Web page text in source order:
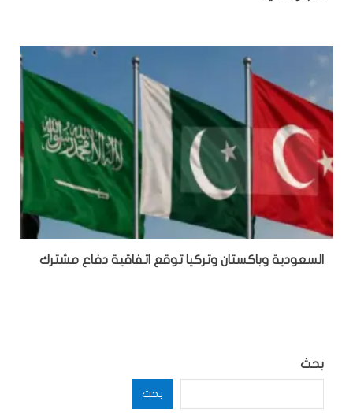
السعودية وباكستان وتركيا توقع اتفاقية دفاع مشترك
بحث
بحث